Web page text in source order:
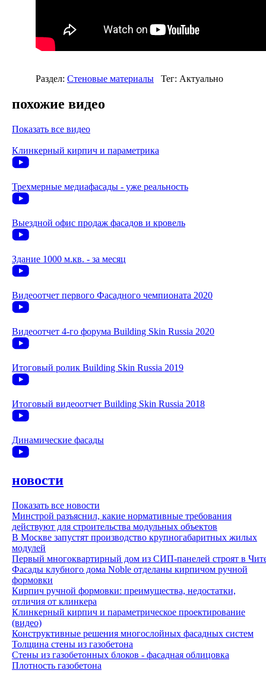
Раздел: Стеновые материалы Тег: Актуально
похожие видео
Показать все видео
Клинкерный кирпич и параметрика
Трехмерные медиафасады - уже реальность
Выездной офис продаж фасадов и кровель
Здание 1000 м.кв. - за месяц
Видеоотчет первого Фасадного чемпионата 2020
Видеоотчет 4-го форума Building Skin Russia 2020
Итоговый ролик Building Skin Russia 2019
Итоговый видеоотчет Building Skin Russia 2018
Динамические фасады
новости
Показать все новости
Минстрой разъяснил, какие нормативные требования
действуют для строительства модульных объектов
В Москве запустят производство крупногабаритных жилых
модулей
Первый многоквартирный дом из СИП-панелей строят в
Фасады клубного дома Noble отделаны кирпичом ручной
формовки
Кирпич ручной формовки: преимущества, недостатки,
отличия от клинкера
Клинкерный кирпич и параметрическое проектирование
(видео)
Конструктивные решения многослойных фасадных систем
Толщина стены из газобетона
Стены из газобетонных блоков - фасадная облицовка
Плотность газобетона